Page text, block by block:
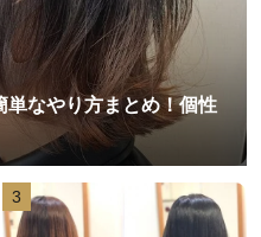
単なやり方まとめ！個性
3